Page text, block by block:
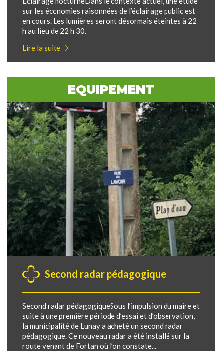
sur les économies raisonnées de l’éclairage public est
en cours. Les lumières seront désormais éteintes à 22
h au lieu de 22 h 30.
Lire la suite
EQUIPEMENT
Second radar pédagogique
Second radar pédagogiqueSous l’impulsion du maire et
suite à une première période d’essai et d’observation,
la municipalité de Lunay a acheté un second radar
pédagogique. Ce nouveau radar a été installé sur la
route venant de Fortan où l’on constate...